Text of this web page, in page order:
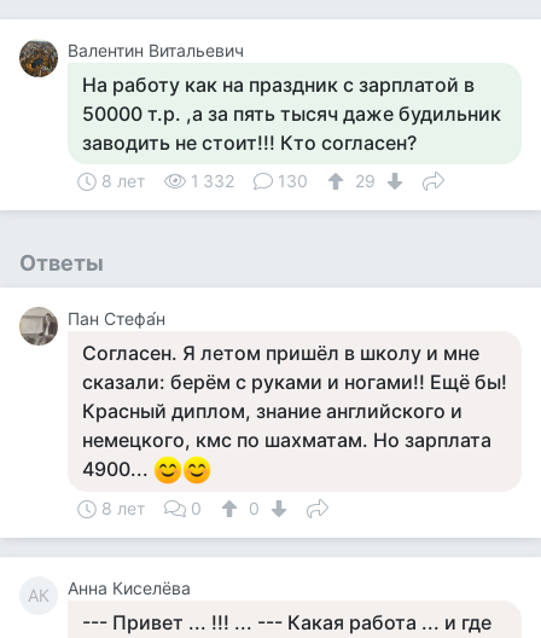
Валентин Витальевич
На работу как на праздник с зарплатой в
50000 т.р. ,а за пять тысяч даже будильник
заводить не стоит!!! Кто согласен?
8 лет 1 332 130 29
Ответы
Пан Стефа́н
Согласен. Я летом пришёл в школу и мне
сказали: берём с руками и ногами!! Ещё бы!
Красный диплом, знание английского и
немецкого, кмс по шахматам. Но зарплата
4900...
8 лет 0 0
АК Анна Киселёва
--- Привет ... !!! ... --- Какая работа ... и где